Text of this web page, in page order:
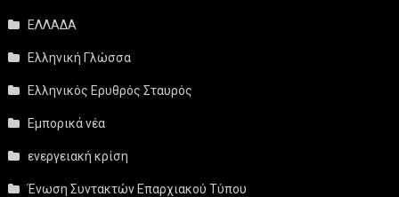
ΕΛΛΑΔΑ
Ελληνική Γλώσσα
Ελληνικός Ερυθρός Σταυρός
Εμπορικά νέα
ενεργειακή κρίση
Ένωση Συντακτών Επαρχιακού Τύπου